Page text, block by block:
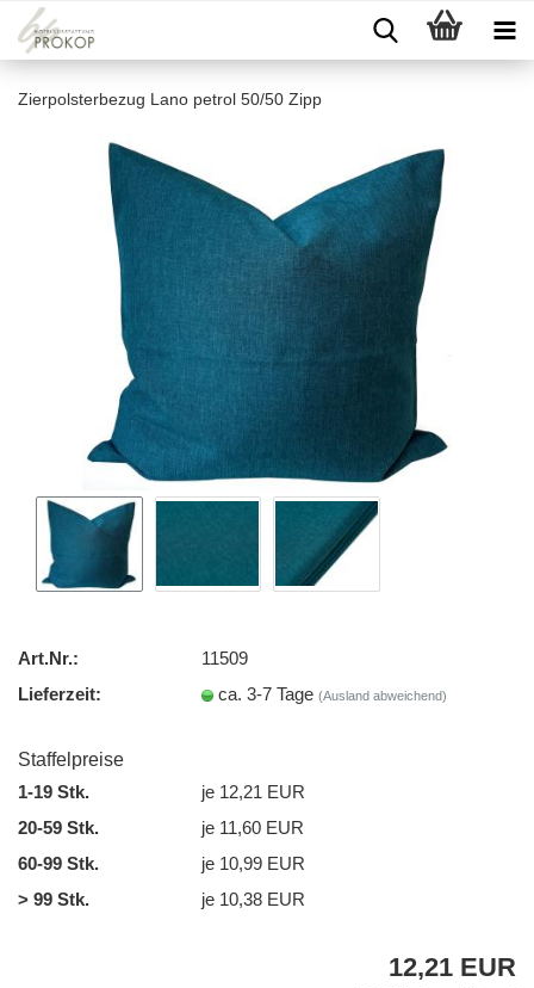
Zierpolsterbezug Lano petrol 50/50 Zipp
Art.Nr.:
11509
Lieferzeit:
ca. 3-7 Tage(Ausland abweichend)
Staffelpreise
1-19 Stk.
je 12,21 EUR
20-59 Stk.
je 11,60 EUR
60-99 Stk.
je 10,99 EUR
> 99 Stk.
je 10,38 EUR
12,21 EUR